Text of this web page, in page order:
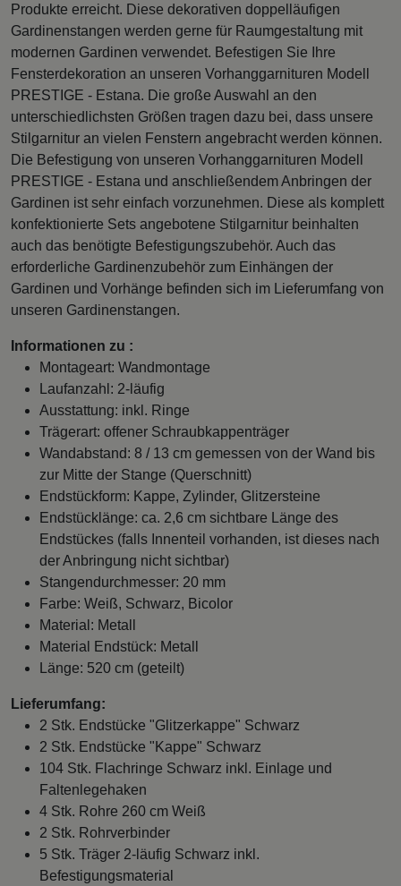
Produkte erreicht. Diese dekorativen doppelläufigen
Gardinenstangen werden gerne für Raumgestaltung mit
modernen Gardinen verwendet. Befestigen Sie Ihre
Fensterdekoration an unseren Vorhanggarnituren Modell
PRESTIGE - Estana. Die große Auswahl an den
unterschiedlichsten Größen tragen dazu bei, dass unsere
Stilgarnitur an vielen Fenstern angebracht werden können.
Die Befestigung von unseren Vorhanggarnituren Modell
PRESTIGE - Estana und anschließendem Anbringen der
Gardinen ist sehr einfach vorzunehmen. Diese als komplett
konfektionierte Sets angebotene Stilgarnitur beinhalten
auch das benötigte Befestigungszubehör. Auch das
erforderliche Gardinenzubehör zum Einhängen der
Gardinen und Vorhänge befinden sich im Lieferumfang von
unseren Gardinenstangen.
Informationen zu :
Montageart: Wandmontage
Laufanzahl: 2-läufig
Ausstattung: inkl. Ringe
Trägerart: offener Schraubkappenträger
Wandabstand: 8 / 13 cm gemessen von der Wand bis
zur Mitte der Stange (Querschnitt)
Endstückform: Kappe, Zylinder, Glitzersteine
Endstücklänge: ca. 2,6 cm sichtbare Länge des
Endstückes (falls Innenteil vorhanden, ist dieses nach
der Anbringung nicht sichtbar)
Stangendurchmesser: 20 mm
Farbe: Weiß, Schwarz, Bicolor
Material: Metall
Material Endstück: Metall
Länge: 520 cm (geteilt)
Lieferumfang:
2 Stk. Endstücke "Glitzerkappe" Schwarz
2 Stk. Endstücke "Kappe" Schwarz
104 Stk. Flachringe Schwarz inkl. Einlage und
Faltenlegehaken
4 Stk. Rohre 260 cm Weiß
2 Stk. Rohrverbinder
5 Stk. Träger 2-läufig Schwarz inkl.
Befestigungsmaterial